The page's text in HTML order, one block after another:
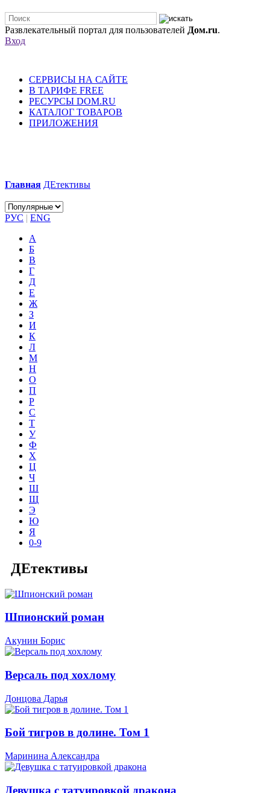
Развлекательный портал для пользователей Дом.ru.
Вход
СЕРВИСЫ НА САЙТЕ
В ТАРИФЕ FREE
РЕСУРСЫ DOM.RU
КАТАЛОГ ТОВАРОВ
ПРИЛОЖЕНИЯ
Главная ДЕтективы
РУС | ENG
А
Б
В
Г
Д
Е
Ж
З
И
К
Л
М
Н
О
П
Р
С
Т
У
Ф
Х
Ц
Ч
Ш
Щ
Э
Ю
Я
0-9
ДЕтективы
Шпионский роман
Акунин Борис
Версаль под хохлому
Донцова Дарья
Бой тигров в долине. Том 1
Маринина Александра
Девушка с татуировкой дракона